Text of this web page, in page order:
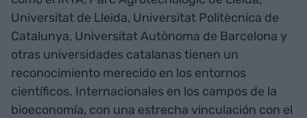
Universitat de Lleida, Universitat Politècnica de
Catalunya, Universitat Autònoma de Barcelona y
otras universidades catalanas tienen un
reconocimiento merecido en los entornos
científicos. Internacionales en los campos de la
bioeconomía, con una estrecha vinculación con el